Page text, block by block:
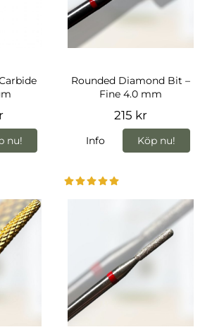
nu!
Rounded Diamond Bit –
Fine 4.0 mm
215 kr
Info Köp nu!